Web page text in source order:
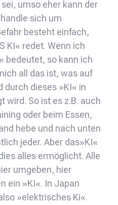
umso eher kann der
sich um
besteht einfach,
KI« redet. Wenn ich
bedeutet, so kann ich
all das ist, was auf
durch dieses »KI« in
wird. So ist es z.B. auch
oder beim Essen,
hebe und nach unten
jeder. Aber das»KI«
alles ermöglicht. Alle
umgeben, hier
ein »KI«. In Japan
»elektrisches Ki«.